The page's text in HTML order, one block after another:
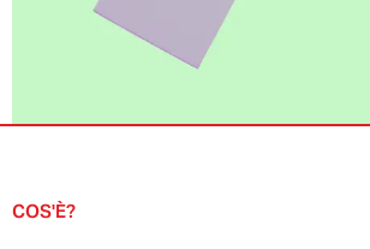
COS'È?